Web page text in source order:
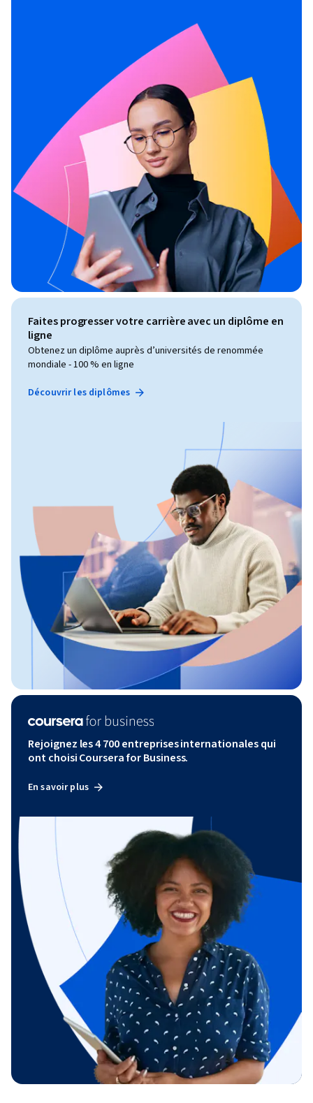
Faites progresser votre carrière avec un diplôme en
ligne
Obtenez un diplôme auprès d’universités de renommée
mondiale - 100 % en ligne
Découvrir les diplômes
Rejoignez les 4 700 entreprises internationales qui
ont choisi Coursera for Business.
En savoir plus